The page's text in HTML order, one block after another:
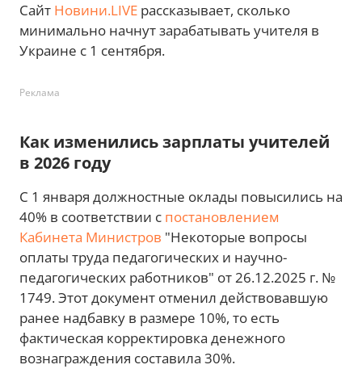
Сайт Новини.LIVE рассказывает, сколько
минимально начнут зарабатывать учителя в
Украине с 1 сентября.
Реклама
Как изменились зарплаты учителей
в 2026 году
С 1 января должностные оклады повысились на
40% в соответствии с постановлением
Кабинета Министров "Некоторые вопросы
оплаты труда педагогических и научно-
педагогических работников" от 26.12.2025 г. №
1749. Этот документ отменил действовавшую
ранее надбавку в размере 10%, то есть
фактическая корректировка денежного
вознаграждения составила 30%.